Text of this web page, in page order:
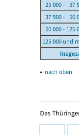
25 000 - 37
37 500 - 50
50 000 - 125
125 000 und
▴ nach oben
Das